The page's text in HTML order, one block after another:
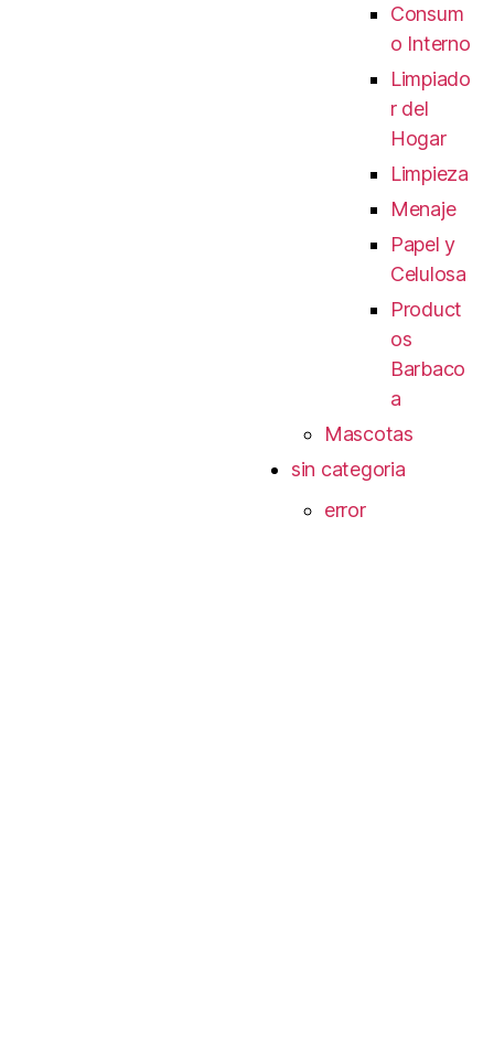
Consum
o Interno
Limpiado
r del
Hogar
Limpieza
Menaje
Papel y
Celulosa
Product
os
Barbaco
a
Mascotas
sin categoria
error